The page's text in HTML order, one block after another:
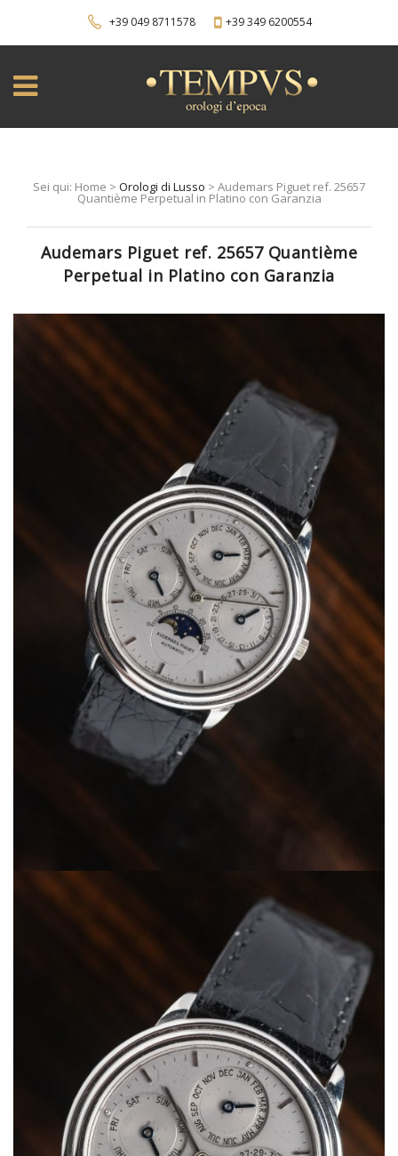
+39 049 8711578 +39 349 6200554
Sei qui: Home > Orologi di Lusso > Audemars Piguet ref. 25657
Quantième Perpetual in Platino con Garanzia
Audemars Piguet ref. 25657 Quantième
Perpetual in Platino con Garanzia